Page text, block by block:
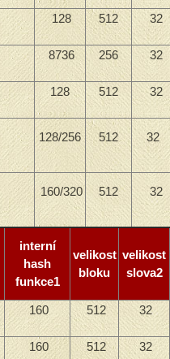
128 512 32
8736 256 32
128 512 32
128/256 512 32
160/320 512 32
interní
hash
funkce1
velikost
bloku
velikost
slova2
160 512 32
160 512 32